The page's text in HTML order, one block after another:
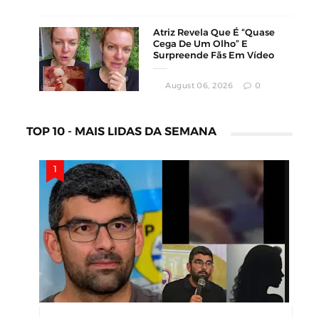
Atriz Revela Que É “Quase
Cega De Um Olho” E
Surpreende Fãs Em Vídeo
August 06, 2026 0
TOP 10 - MAIS LIDAS DA SEMANA